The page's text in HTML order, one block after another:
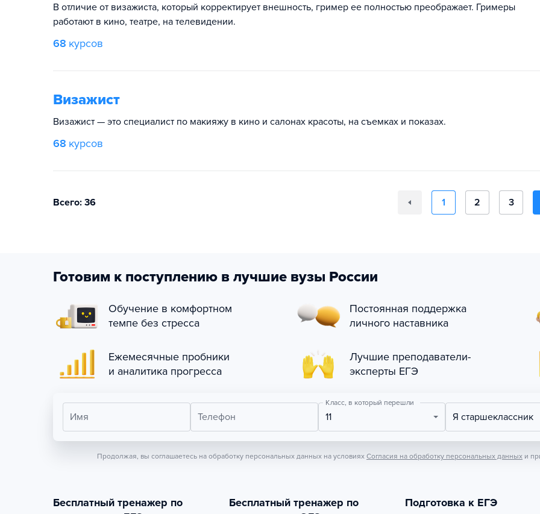
В отличие от визажиста, который корректирует внешность, гример ее полностью преображает. Гримеры
работают в кино, театре, на телевидении.
68 курсов
Визажист
Визажист — это специалист по макияжу в кино и салонах красоты, на съемках и показах.
68 курсов
Всего: 36 1 2 3
Готовим к поступлению в лучшие вузы России
Обучение в комфортном
темпе без стресса
Постоянная поддержка
личного наставника
Ежемесячные пробники
и аналитика прогресса
Лучшие преподаватели-
эксперты ЕГЭ
Имя Телефон
Класс, в который перешли
11 Я старшеклассник
Продолжая, вы соглашаетесь на обработку персональных данных на условиях Согласия на обработку персональных данных и
Бесплатный тренажер по
Бесплатный тренажер по
Подготовка к ЕГЭ